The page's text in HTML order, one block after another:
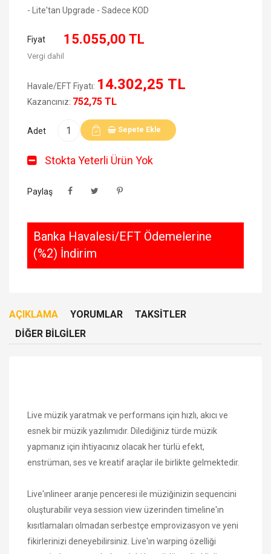
- Lite'tan Upgrade - Sadece KOD
Fiyat 15.055,00 TL
Vergi dahil
Havale/EFT Fiyatı: 14.302,25 TL
Kazancınız: 752,75 TL
Adet Sepete Ekle
Stokta Yeterli Ürün Yok
Paylaş
Banka Havalesi/EFT Ödemelerine
(%2) İndirim
AÇIKLAMA YORUMLAR
TAKSITLER
DIĞER BILGILER
Live müzik yaratmak ve performans için hızlı, akıcı ve
esnek bir müzik yazılımıdır. Dilediğiniz türde müzik
yapmanız için ihtiyacınız olacak her türlü efekt,
enstrüman, ses ve kreatif araçlar ile birlikte gelmektedir.
Live'ınlineer aranje penceresi ile müziğinizin sequencini
oluşturabilir veya session view üzerinden timeline'ın
kısıtlamaları olmadan serbestçe emprovizasyon ve yeni
fikirlerinizi deneyebilirsiniz. Live'ın warping özelliği